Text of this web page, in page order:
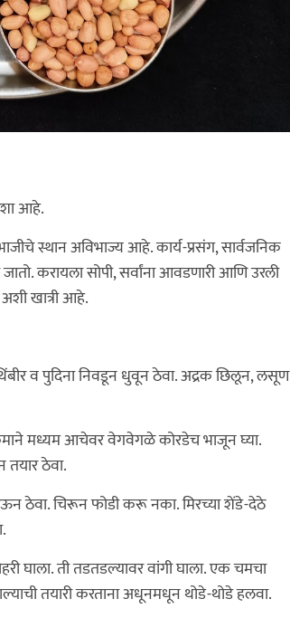
आहे.
स्थान अविभाज्य आहे. कार्य-प्रसंग, सार्वजनिक
करायला सोपी, सर्वांना आवडणारी आणि उरली
खात्री आहे.
व पुदिना निवडून धुवून ठेवा. अद्रक छिलून, लसूण
मध्यम आचेवर वेगवेगळे कोरडेच भाजून घ्या.
ठेवा.
ठेवा. चिरून फोडी करू नका. मिरच्या शेंडे-देठे
घाला. ती तडतडल्यावर वांगी घाला. एक चमचा
तयारी करताना अधूनमधून थोडे-थोडे हलवा.